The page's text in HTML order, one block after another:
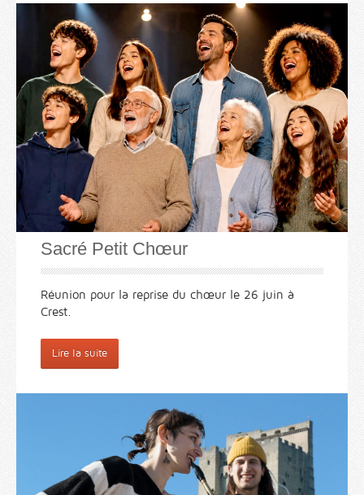
Sacré Petit Chœur
Réunion pour la reprise du chœur le 26 juin à
Crest.
Lire la suite